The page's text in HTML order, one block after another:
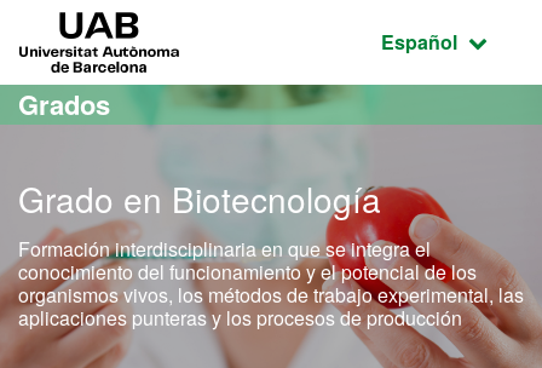
Acceso al contenido principal
Acceso a la navegación de la página
Idioma
Español
Grados
Grado en Biotecnología
Formación interdisciplinaria en que se integra el
conocimiento del funcionamiento y el potencial de los
organismos vivos, los métodos de trabajo experimental, las
aplicaciones punteras y los procesos de producción